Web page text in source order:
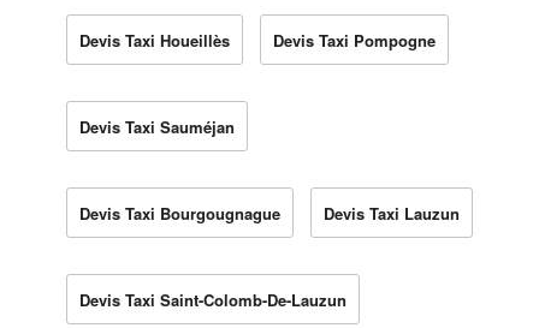
Devis Taxi Houeillès Devis Taxi Pompogne
Devis Taxi Sauméjan
Devis Taxi Bourgougnague Devis Taxi Lauzun
Devis Taxi Saint-Colomb-De-Lauzun